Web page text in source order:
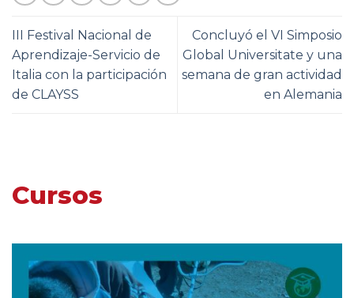
III Festival Nacional de
Aprendizaje-Servicio de
Italia con la participación
de CLAYSS
Concluyó el VI Simposio
Global Universitate y una
semana de gran actividad
en Alemania
Cursos